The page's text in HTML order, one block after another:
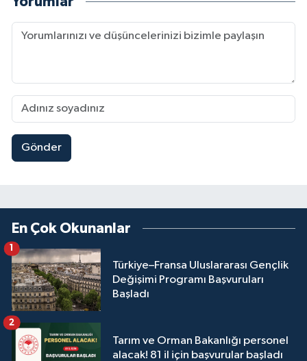
Gönder
En Çok Okunanlar
Türkiye–Fransa Uluslararası Gençlik
Değişimi Programı Başvuruları
Başladı
1
Tarım ve Orman Bakanlığı personel
alacak! 81 il için başvurular başladı
2